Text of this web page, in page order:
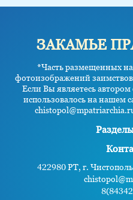
ЗАКАМЬЕ
*Часть размещенных
фотоизображений
Если Вы являетесь
использовалось на нашем
422980 РТ, г.